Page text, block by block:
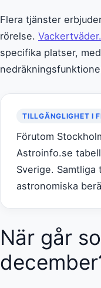
Flera tjänster
rörelse.
specifika platser,
TILLGÄNGLIGHET I
Förutom
Astroinfo.se
Sverige.
astronomiska
När går